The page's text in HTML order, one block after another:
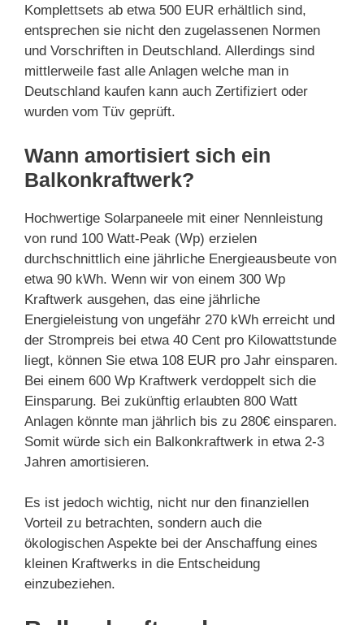
Komplettsets ab etwa 500 EUR erhältlich sind,
entsprechen sie nicht den zugelassenen Normen
und Vorschriften in Deutschland. Allerdings sind
mittlerweile fast alle Anlagen welche man in
Deutschland kaufen kann auch Zertifiziert oder
wurden vom Tüv geprüft.
Wann amortisiert sich ein
Balkonkraftwerk?
Hochwertige Solarpaneele mit einer Nennleistung
von rund 100 Watt-Peak (Wp) erzielen
durchschnittlich eine jährliche Energieausbeute von
etwa 90 kWh. Wenn wir von einem 300 Wp
Kraftwerk ausgehen, das eine jährliche
Energieleistung von ungefähr 270 kWh erreicht und
der Strompreis bei etwa 40 Cent pro Kilowattstunde
liegt, können Sie etwa 108 EUR pro Jahr einsparen.
Bei einem 600 Wp Kraftwerk verdoppelt sich die
Einsparung. Bei zukünftig erlaubten 800 Watt
Anlagen könnte man jährlich bis zu 280€ einsparen.
Somit würde sich ein Balkonkraftwerk in etwa 2-3
Jahren amortisieren.
Es ist jedoch wichtig, nicht nur den finanziellen
Vorteil zu betrachten, sondern auch die
ökologischen Aspekte bei der Anschaffung eines
kleinen Kraftwerks in die Entscheidung
einzubeziehen.